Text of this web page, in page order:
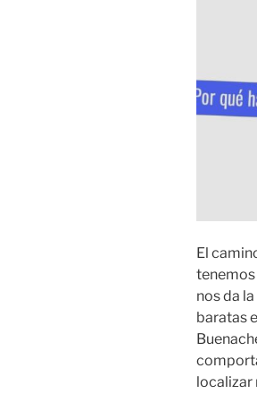
El
nos da
baratas
localizar